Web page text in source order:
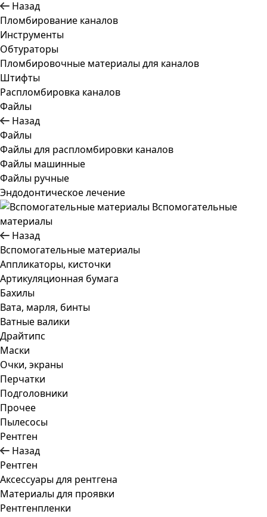
Назад
Пломбирование каналов
Инструменты
Обтураторы
Пломбировочные материалы для каналов
Штифты
Распломбировка каналов
Файлы
Назад
Файлы
Файлы для распломбировки каналов
Файлы машинные
Файлы ручные
Эндодонтическое лечение
Вспомогательные
материалы
Назад
Вспомогательные материалы
Аппликаторы, кисточки
Артикуляционная бумага
Бахилы
Вата, марля, бинты
Ватные валики
Драйтипс
Маски
Очки, экраны
Перчатки
Подголовники
Прочее
Пылесосы
Рентген
Назад
Рентген
Аксессуары для рентгена
Материалы для проявки
Рентгенпленки